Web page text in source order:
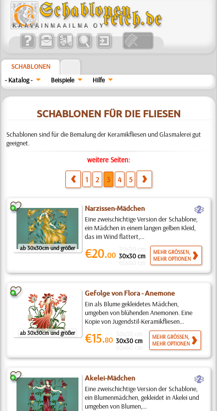
SCHABLONEN
- Katalog -
Beispiele Hilfe
SCHABLONEN FÜR DIE FLIESEN
Schablonen sind für die Bemalung der Keramikfliesen und Glasmalerei gut
geeignet.
weitere Seiten:
1 2 3 4 5
ab 30x30cm und größer
Narzissen-Mädchen b
Eine zweischichtige Version der Schablone,
ein Mädchen in einem langen gelben Kleid,
das im Wind flattert,...
€20.00 30x30 cm
MEHR GRÖSSEN,
MEHR OPTIONEN
ab 30x30cm und größer
Gefolge von Flora - Anemone
Ein als Blume gekleidetes Mädchen,
umgeben von blühenden Anemonen. Eine
Kopie von Jugendstil-Keramikfliesen...
€15.80 30x30 cm
MEHR GRÖSSEN,
MEHR OPTIONEN
Akelei-Mädchen b
Eine zweischichtige Version der Schablone,
ein Blumenmädchen, gekleidet in Akelei und
umgeben von Blumen,...